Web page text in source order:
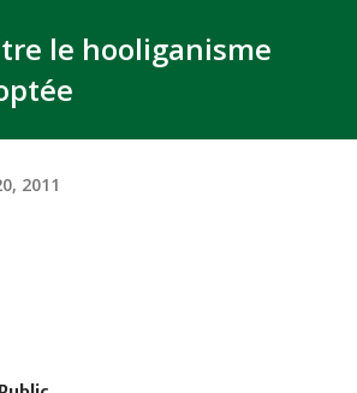
le hooliganisme
2011